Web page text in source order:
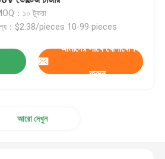
বার্তা রেখে যান
আপনাকে আবার কল করব!
：১০ টুকরা
：$2.38/pieces 10-99 pieces
আমাদের সাথে যোগাযোগ
করুন
আরো দেখুন